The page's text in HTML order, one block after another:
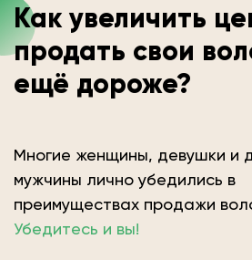
Как увеличить
продать свои
ещё дороже?
Многие женщины, девушки и
мужчины лично убедились в
преимуществах продажи
Убедитесь и вы!